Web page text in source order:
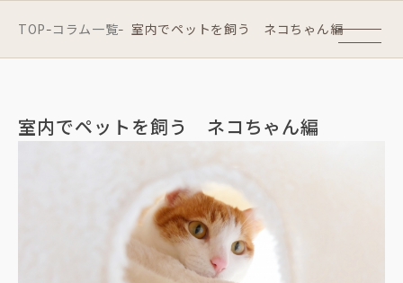
TOP-コラム一覧- 室内でペットを飼う ネコちゃん編
室内でペットを飼う ネコちゃん編